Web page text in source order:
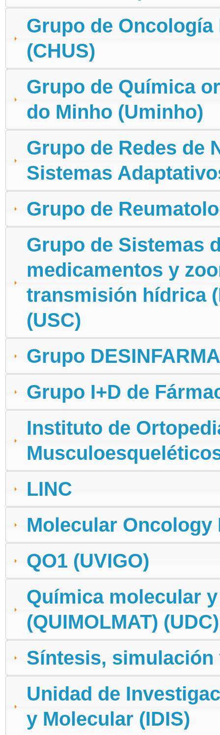
Grupo de
(CHUS)
Grupo de Química
do Minho (Uminho)
Grupo de Redes de
Sistemas
Grupo de
Grupo de Sistemas
medicamentos y
transmisión hídrica
(USC)
Grupo
Grupo I+D de
Instituto de
LINC
Molecular Oncology
QO1 (UVIGO)
Química molecular
(QUIMOLMAT) (UDC)
Síntesis, simulación
Unidad de
y Molecular (IDIS)